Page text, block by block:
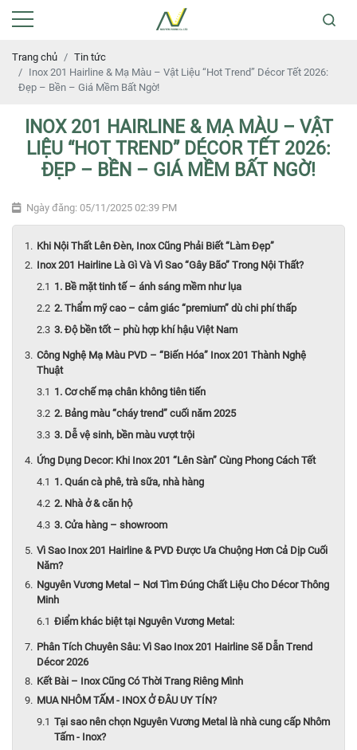
Trang chủ
Tin tức
Inox 201 Hairline & Mạ Màu – Vật Liệu “Hot Trend” Décor Tết 2026:
Đẹp – Bền – Giá Mềm Bất Ngờ!
INOX 201 HAIRLINE & MẠ MÀU – VẬT
LIỆU “HOT TREND” DÉCOR TẾT 2026:
ĐẸP – BỀN – GIÁ MỀM BẤT NGỜ!
Ngày đăng: 05/11/2025 02:39 PM
Khi Nội Thất Lên Đèn, Inox Cũng Phải Biết “Làm Đẹp”
Inox 201 Hairline Là Gì Và Vì Sao “Gây Bão” Trong Nội Thất?
1. Bề mặt tinh tế – ánh sáng mềm như lụa
2. Thẩm mỹ cao – cảm giác “premium” dù chi phí thấp
3. Độ bền tốt – phù hợp khí hậu Việt Nam
Công Nghệ Mạ Màu PVD – “Biến Hóa” Inox 201 Thành Nghệ
Thuật
1. Cơ chế mạ chân không tiên tiến
2. Bảng màu “cháy trend” cuối năm 2025
3. Dễ vệ sinh, bền màu vượt trội
Ứng Dụng Decor: Khi Inox 201 “Lên Sàn” Cùng Phong Cách Tết
1. Quán cà phê, trà sữa, nhà hàng
2. Nhà ở & căn hộ
3. Cửa hàng – showroom
Vì Sao Inox 201 Hairline & PVD Được Ưa Chuộng Hơn Cả Dịp Cuối
Năm?
Nguyên Vương Metal – Nơi Tìm Đúng Chất Liệu Cho Décor Thông
Minh
Điểm khác biệt tại Nguyên Vương Metal:
Phân Tích Chuyên Sâu: Vì Sao Inox 201 Hairline Sẽ Dẫn Trend
Décor 2026
Kết Bài – Inox Cũng Có Thời Trang Riêng Mình
MUA NHÔM TẤM - INOX Ở ĐÂU UY TÍN?
Tại sao nên chọn Nguyên Vương Metal là nhà cung cấp Nhôm
Tấm - Inox?